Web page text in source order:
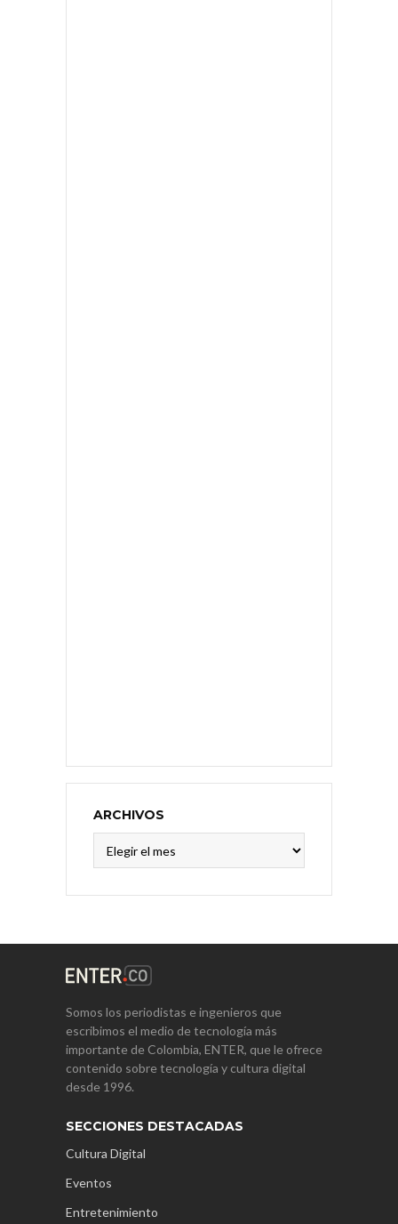
ARCHIVOS
Somos los periodistas e ingenieros que
escribimos el medio de tecnología más
importante de Colombia, ENTER, que le ofrece
contenido sobre tecnología y cultura digital
desde 1996.
SECCIONES DESTACADAS
Cultura Digital
Eventos
Entretenimiento